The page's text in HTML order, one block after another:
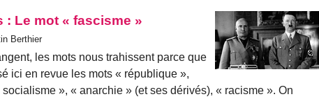
: Le mot « fascisme »
Berthier
les mots nous trahissent parce que
ici en revue les mots « république »,
», « anarchie » (et ses dérivés), « racisme ». On